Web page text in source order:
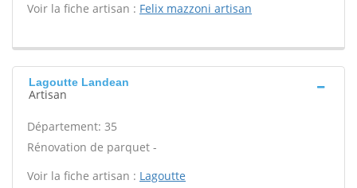
Voir la fiche artisan : Felix mazzoni artisan
Lagoutte Landean
Artisan
Département: 35
Rénovation de parquet -
Voir la fiche artisan : Lagoutte